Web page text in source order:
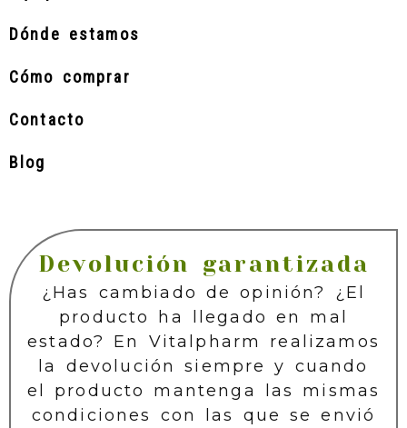
Dónde estamos
Cómo comprar
Contacto
Blog
Devolución garantizada
¿Has cambiado de opinión? ¿El
producto ha llegado en mal
estado? En Vitalpharm realizamos
la devolución siempre y cuando
el producto mantenga las mismas
condiciones con las que se envió